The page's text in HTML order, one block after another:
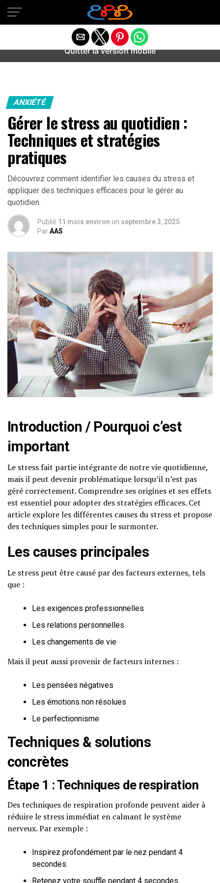
Warning
: preg_match(): Unknown modifier '/' in
/home/u589487443/domains/aideanxietestress.fr/
content/plugins/idev-post-views/includes/class-bots.php
ANXIÉTÉ
Gérer le stress au quotidien :
Techniques et stratégies
pratiques
Découvrez comment identifier les causes du stress et
appliquer des techniques efficaces pour le gérer au
quotidien.
Publié 11 mois environ on septembre 3, 2025
ParAAS
Introduction / Pourquoi c’est
important
Le stress fait partie intégrante de notre vie quotidienne,
mais il peut devenir problématique lorsqu’il n’est pas
géré correctement. Comprendre ses origines et ses effets
est essentiel pour adopter des stratégies efficaces. Cet
article explore les différentes causes du stress et propose
des techniques simples pour le surmonter.
Les causes principales
Le stress peut être causé par des facteurs externes, tels
que :
Les exigences professionnelles
Les relations personnelles
Les changements de vie
Mais il peut aussi provenir de facteurs internes :
Les pensées négatives
Les émotions non résolues
Le perfectionnisme
Techniques & solutions
concrètes
Étape 1 : Techniques de respiration
Des techniques de respiration profonde peuvent aider à
réduire le stress immédiat en calmant le système
nerveux. Par exemple :
Inspirez profondément par le nez pendant 4
secondes.
Retenez votre souffle pendant 4 secondes.
Quitter la version mobile